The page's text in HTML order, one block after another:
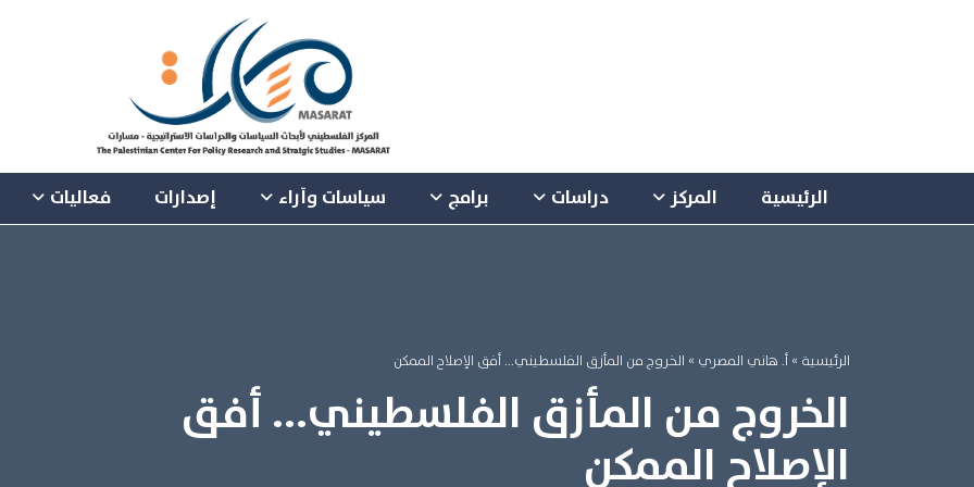
الرئيسية المركز دراسات برامج سياسات وآراء إصدارات فعاليات
الرئيسية » أ. هاني المصري » الخروج من المأزق الفلسطيني... أفق الإصلاح الممكن
الخروج من المأزق الفلسطيني... أفق
الإصلاح الممكن